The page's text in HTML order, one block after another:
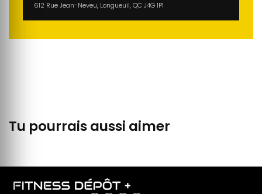
612 Rue Jean-Neveu, Longueuil, QC J4G 1P1
Tu pourrais aussi aimer